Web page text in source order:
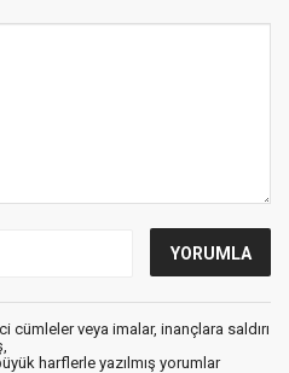
cümleler veya imalar, inançlara saldırı
harflerle yazılmış yorumlar